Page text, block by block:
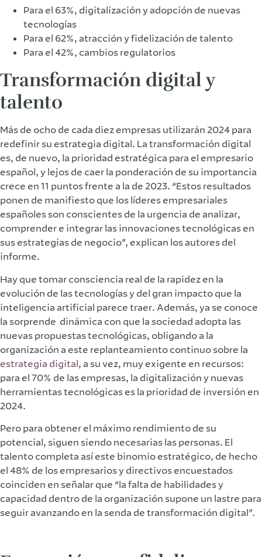
Para el 63%, digitalización y adopción de nuevas
tecnologías
Para el 62%, atracción y fidelización de talento
Para el 42%, cambios regulatorios
Transformación digital y
talento
Más de ocho de cada diez empresas utilizarán 2024 para
redefinir su estrategia digital. La transformación digital
es, de nuevo, la prioridad estratégica para el empresario
español, y lejos de caer la ponderación de su importancia
crece en 11 puntos frente a la de 2023. “Estos resultados
ponen de manifiesto que los líderes empresariales
españoles son conscientes de la urgencia de analizar,
comprender e integrar las innovaciones tecnológicas en
sus estrategias de negocio”, explican los autores del
informe.
Hay que tomar consciencia real de la rapidez en la
evolución de las tecnologías y del gran impacto que la
inteligencia artificial parece traer. Además, ya se conoce
la sorprende dinámica con que la sociedad adopta las
nuevas propuestas tecnológicas, obligando a la
organización a este replanteamiento continuo sobre la
estrategia digital, a su vez, muy exigente en recursos:
para el 70% de las empresas, la digitalización y nuevas
herramientas tecnológicas es la prioridad de inversión en
2024.
Pero para obtener el máximo rendimiento de su
potencial, siguen siendo necesarias las personas. El
talento completa así este binomio estratégico, de hecho
el 48% de los empresarios y directivos encuestados
coinciden en señalar que “la falta de habilidades y
capacidad dentro de la organización supone un lastre para
seguir avanzando en la senda de transformación digital”.